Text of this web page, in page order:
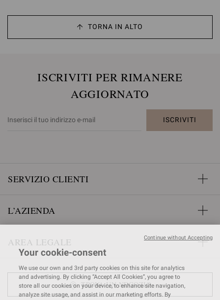
TORNA IN ALTO
ISCRIVITI PER RIMANERE
AGGIORNATO
ISCRIVITI
SERVIZIO CLIENTI
L’AZIENDA
AREA LEGALE
TROVA UN NEGOZIO
Your cookie-consent
We use our own and 3rd party cookies on this site for analytics
and advertising. By clicking “Accept All Cookies”, you agree to
store all our cookies on your device, to enhance site navigation,
analyze site usage, and assist in our marketing efforts. By
Continue without Accepting